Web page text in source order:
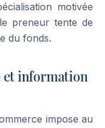
motivée
preneur tente de
du fonds.
et information
impose au